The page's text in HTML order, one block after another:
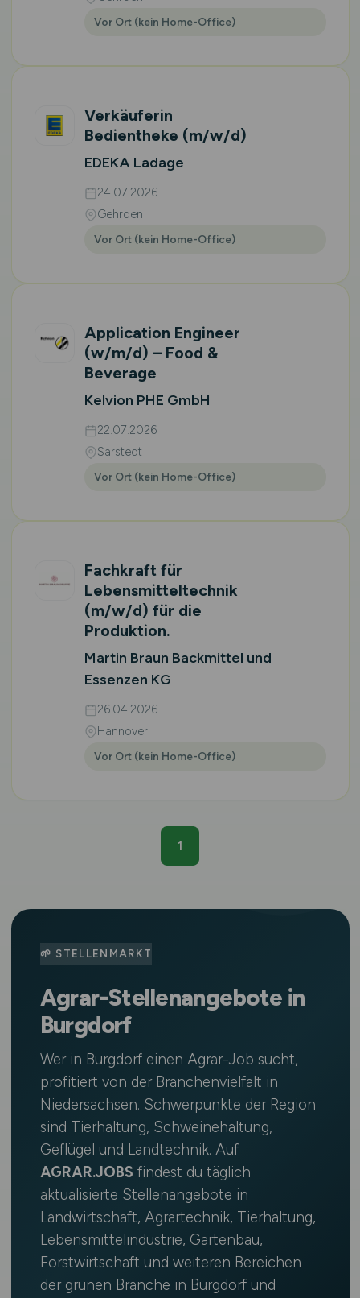
Vor Ort (kein Home-Office)
Verkäuferin
Bedientheke (m/w/d)
EDEKA Ladage
24.07.2026
Gehrden
Vor Ort (kein Home-Office)
Application Engineer
(w/m/d) – Food &
Beverage
Kelvion PHE GmbH
22.07.2026
Sarstedt
Vor Ort (kein Home-Office)
Fachkraft für
Lebensmitteltechnik
(m/w/d) für die
Produktion.
Martin Braun Backmittel und
Essenzen KG
26.04.2026
Hannover
Vor Ort (kein Home-Office)
1
🌱 STELLENMARKT
Agrar-Stellenangebote in
Burgdorf
Wer in Burgdorf einen Agrar-Job sucht,
profitiert von der Branchenvielfalt in
Niedersachsen. Schwerpunkte der Region
sind Tierhaltung, Schweinehaltung,
Geflügel und Landtechnik. Auf
AGRAR.JOBS findest du täglich
aktualisierte Stellenangebote in
Landwirtschaft, Agrartechnik, Tierhaltung,
Lebensmittelindustrie, Gartenbau,
Forstwirtschaft und weiteren Bereichen
der grünen Branche in Burgdorf und